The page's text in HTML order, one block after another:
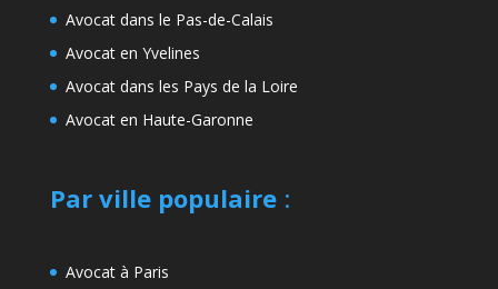
Avocat dans le Pas-de-Calais
Avocat en Yvelines
Avocat dans les Pays de la Loire
Avocat en Haute-Garonne
Par ville populaire:
Avocat à Paris